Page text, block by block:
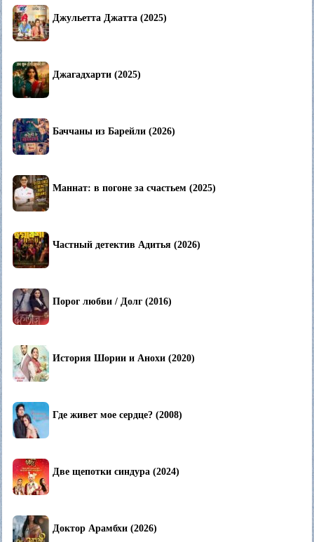
Джульетта Джатта (2025)
Джагадхарти (2025)
Баччаны из Барейли (2026)
Маннат: в погоне за счастьем (2025)
Частный детектив Адитья (2026)
Порог любви / Долг (2016)
История Шории и Анохи (2020)
Где живет мое сердце? (2008)
Две щепотки синдура (2024)
Доктор Арамбхи (2026)